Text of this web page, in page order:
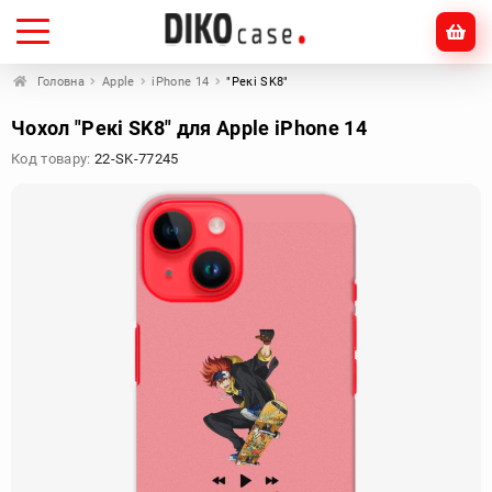
Головна Apple iPhone 14 "Рекі SK8"
Чохол "Рекі SK8" для Apple iPhone 14
Код товару: 22-SK-77245